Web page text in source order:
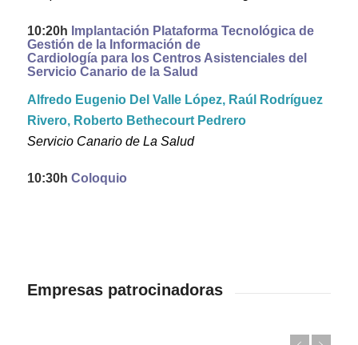
10:20h Implantación Plataforma Tecnológica de
Gestión de la Información de
Cardiología para los Centros Asistenciales del
Servicio Canario de la Salud
Alfredo Eugenio Del Valle López, Raúl Rodríguez
Rivero, Roberto Bethecourt Pedrero
Servicio Canario de La Salud
10:30h Coloquio
Empresas patrocinadoras